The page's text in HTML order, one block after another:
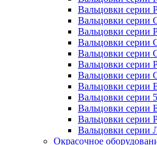
Вальцовки серии
Вальцовки серии
Вальцовки серии
Вальцовки серии
Вальцовки серии
Вальцовки серии
Вальцовки серии
Вальцовки серии
Вальцовки серии
Вальцовки серии
Вальцовки серии
Вальцовки серии
Окрасочное